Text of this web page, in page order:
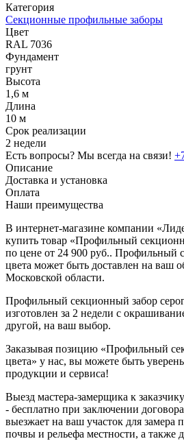
Категория
Секционные профильные заборы
Цвет
RAL 7036
Фундамент
грунт
Высота
1,6 м
Длина
10 м
Срок реализации
2 недели
Есть вопросы? Мы всегда на связи!
Описание
Доставка и установка
Оплата
Наши преимущества
В интернет-магазине компании
купить товар «Профильный
по цене от 24 900 руб.. Профильный
цвета может быть доставлен на ваш
Московской области.
Профильный секционный забор
изготовлен за 2 недели с
другой, на ваш выбор.
Заказывая позицию «Профильный
цвета» у нас, вы можете быть
продукции и сервиса!
Выезд мастера-замерщика к
- бесплатно при заключении
выезжает на ваш участок для замера
почвы и рельефа местности, а также